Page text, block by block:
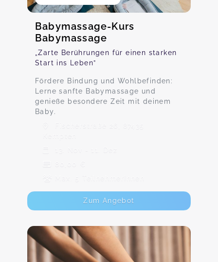
Babymassage-Kurs
Babymassage
„Zarte Berührungen für einen starken
Start ins Leben”
Fördere Bindung und Wohlbefinden:
Lerne sanfte Babymassage und
genieße besondere Zeit mit deinem
Baby.
Fischerstraße 26, 87435
Kempten
13. Nov - 11. Dez
80,00 €
Max. 5 TeilnehmerInnen
Zum Angebot